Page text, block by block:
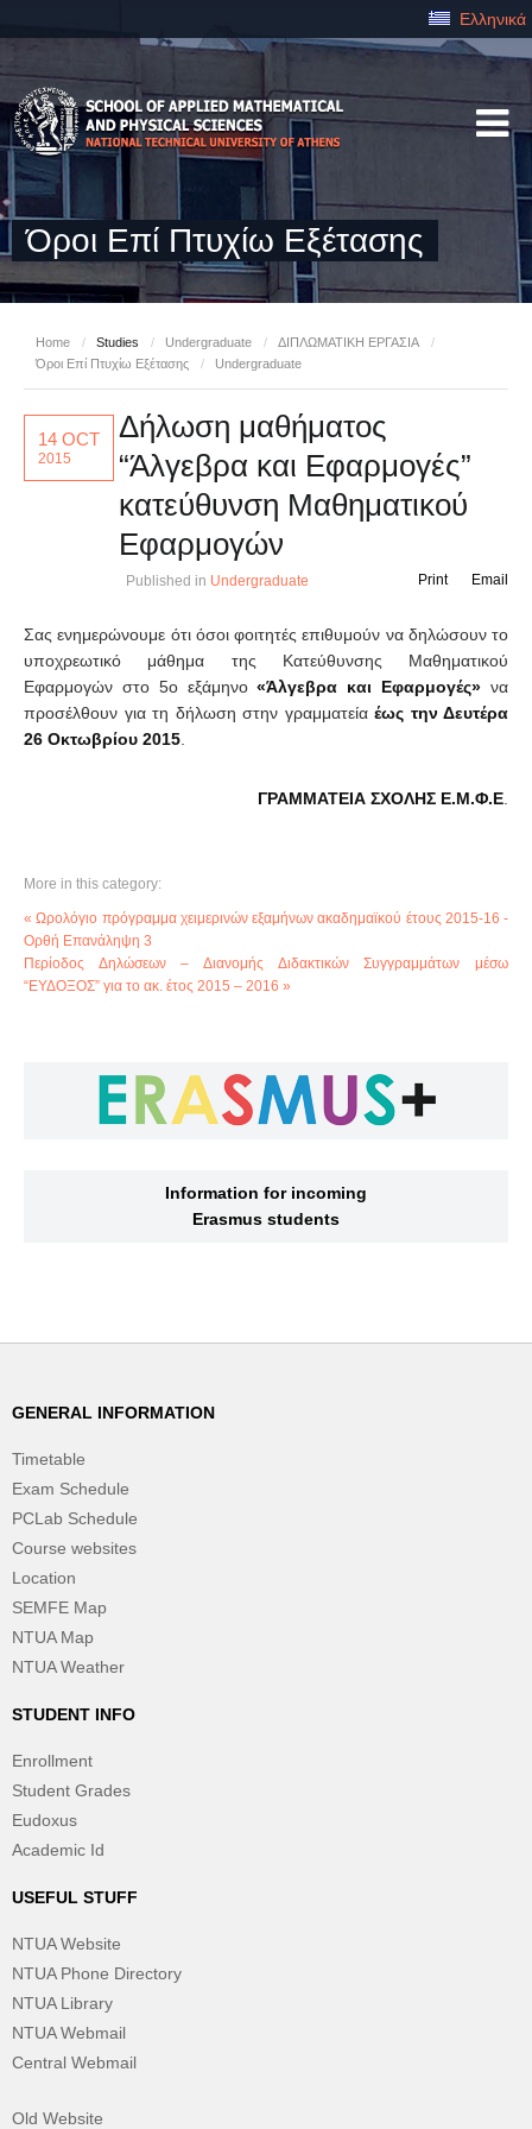
Ελληνικά
Όροι Επί Πτυχίω Εξέτασης
Home / Studies / Undergraduate / ΔΙΠΛΩΜΑΤΙΚΗ ΕΡΓΑΣΙΑ
/
Όροι Επί Πτυχίω Εξέτασης
/ Undergraduate
14 OCT
2015
Δήλωση μαθήματος
“Άλγεβρα και Εφαρμογές”
κατεύθυνση Μαθηματικού
Εφαρμογών
Published in Undergraduate Email
Print
Σας ενημερώνουμε ότι όσοι φοιτητές επιθυμούν να δηλώσουν το
υποχρεωτικό μάθημα της Κατεύθυνσης Μαθηματικού
Εφαρμογών στο 5ο εξάμηνο«Άλγεβρα και Εφαρμογές» να
προσέλθουν για τη δήλωση στην γραμματεία έως την Δευτέρα
26 Οκτωβρίου 2015
ΓΡΑΜΜΑΤΕΙΑ ΣΧΟΛΗΣ Ε.Μ.Φ.Ε
More in this category:
« Ωρολόγιο πρόγραμμα χειμερινών εξαμήνων ακαδημαϊκού έτους 2015-16 -
Ορθή Επανάληψη 3
Περίοδος Δηλώσεων – Διανομής Διδακτικών Συγγραμμάτων μέσω
“ΕΥΔΟΞΟΣ” για το ακ. έτος 2015 – 2016 »
Information for incoming
Erasmus students
GENERAL INFORMATION
Timetable
Exam Schedule
PCLab Schedule
Course websites
Location
SEMFE Map
NTUA Map
NTUA Weather
STUDENT INFO
Enrollment
Student Grades
Eudoxus
Academic Id
USEFUL STUFF
NTUA Website
NTUA Phone Directory
NTUA Library
NTUA Webmail
Central Webmail
Old Website